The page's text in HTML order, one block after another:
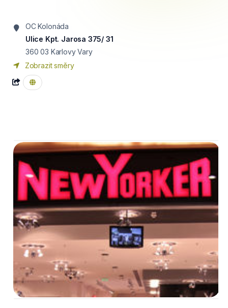
OC Kolonáda
Ulice Kpt. Jarosa 375/ 31
360 03 Karlovy Vary
Zobrazit směry